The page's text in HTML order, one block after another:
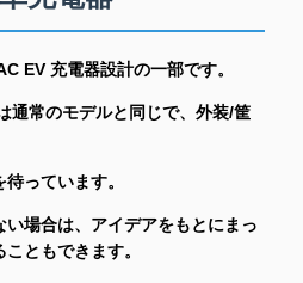
EV 充電器設計の一部です。
通常のモデルと同じで、外装/筐
っています。
い場合は、アイデアをもとにまっ
ともできます。